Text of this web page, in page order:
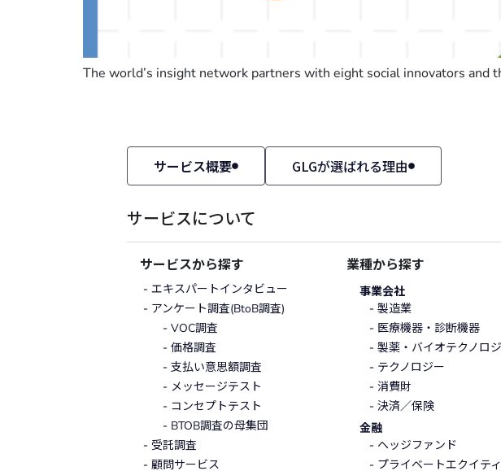
The world’s insight network partners with eight social innovators and
サービス概要 GLGが選ばれる理由
サービスについて
サービスから探す
エキスパートインタビュー
アンケート調査(BtoB調査)
VOC調査
価格調査
支払い意思額調査
メッセージテスト
コンセプトテスト
BTOB調査の母集団
受託調査
顧問サービス
業種から探す
事業会社
製造業
医療機器・診断機器
製薬・バイオテクノロ
テクノロジー
消費財
決済／保険
金融
ヘッジファンド
プライベートエクイティ